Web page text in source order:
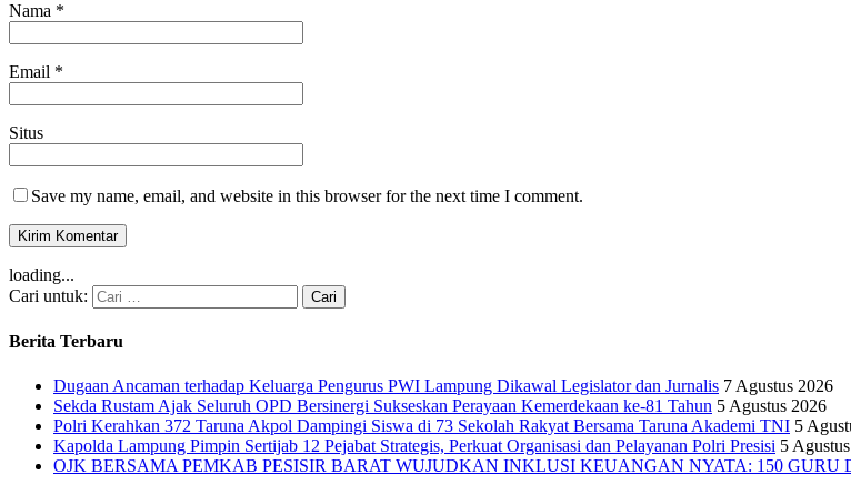
Nama *
Email *
Situs
Save my name, email, and website in this browser for the next time I comment.
loading...
Cari untuk:
Berita Terbaru
Dugaan Ancaman terhadap Keluarga Pengurus PWI Lampung Dikawal Legislator dan Jurnalis 7 Agustus 2026
Sekda Rustam Ajak Seluruh OPD Bersinergi Sukseskan Perayaan Kemerdekaan ke-81 Tahun 5 Agustus 2026
Polri Kerahkan 372 Taruna Akpol Dampingi Siswa di 73 Sekolah Rakyat Bersama Taruna Akademi TNI 5
Kapolda Lampung Pimpin Sertijab 12 Pejabat Strategis, Perkuat Organisasi dan Pelayanan Polri Presisi 5
OJK BERSAMA PEMKAB PESISIR BARAT WUJUDKAN INKLUSI KEUANGAN NYATA: 150